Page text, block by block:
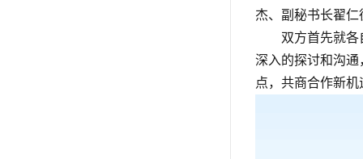
杰、副秘书长翟
双方首先就
深入的探讨和沟
点，共商合作新